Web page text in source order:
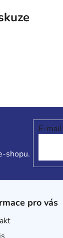
shopu.
E-mail
pro vás